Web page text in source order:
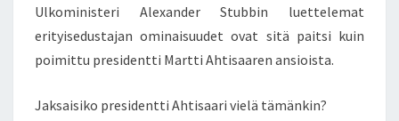
E
R
A
Ulkoministeri Alexander Stubbin luettelemat
erityisedustajan ominaisuudet ovat sitä paitsi kuin
poimittu presidentti Martti Ahtisaaren ansioista.
Jaksaisiko presidentti Ahtisaari vielä tämänkin?